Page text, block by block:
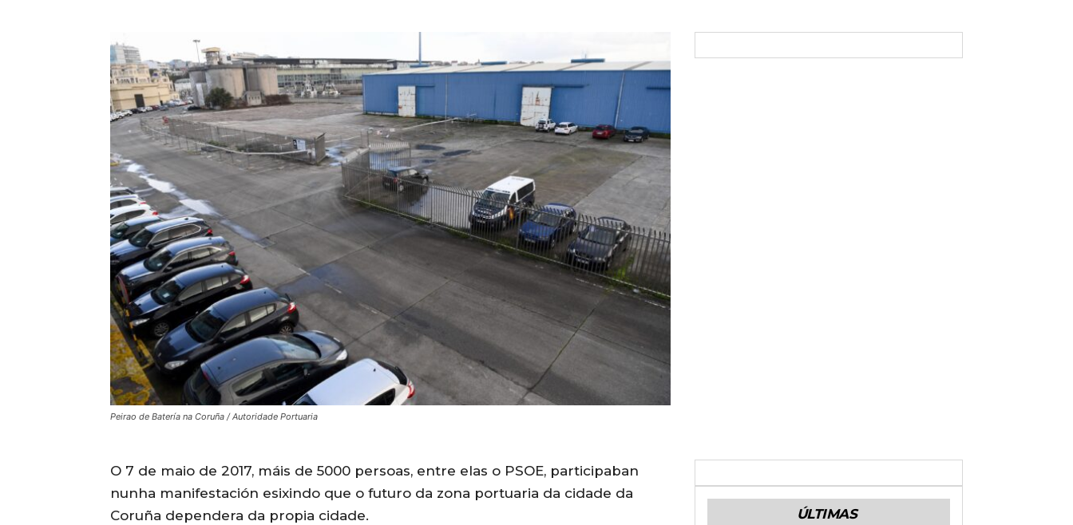
Peirao de Batería na Coruña / Autoridade Portuaria
O 7 de maio de 2017, máis de 5000 persoas, entre elas o PSOE, participaban
nunha manifestación esixindo que o futuro da zona portuaria da cidade da
Coruña dependera da propia cidade.
ÚLTIMAS